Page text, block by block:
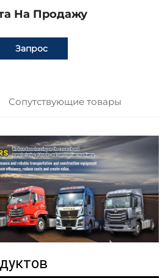
На Продажу
Запрос
Сопутствующие товары